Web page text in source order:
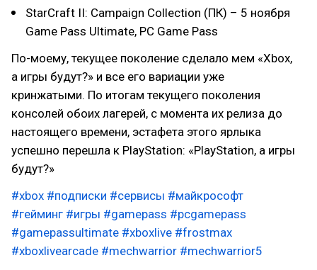
StarCraft II: Campaign Collection (ПК) – 5 ноября
Game Pass Ultimate, PC Game Pass
По-моему, текущее поколение сделало мем «Xbox,
а игры будут?» и все его вариации уже
кринжатыми. По итогам текущего поколения
консолей обоих лагерей, с момента их релиза до
настоящего времени, эстафета этого ярлыка
успешно перешла к PlayStation: «PlayStation, а игры
будут?»
#xbox #подписки #сервисы #майкрософт
#гейминг #игры #gamepass #pcgamepass
#gamepassultimate #xboxlive #frostmax
#xboxlivearcade #mechwarrior #mechwarrior5